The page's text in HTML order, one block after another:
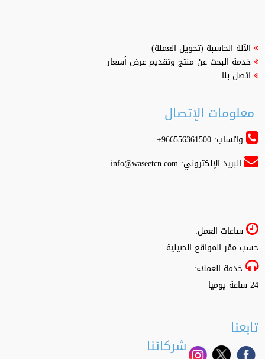
الآلة الحاسبة (تحويل العملة)
خدمة البحث عن منتج وتقديم عرض أسعار
اتصل بنا
معلومات الإتصال
واتساب: 966556361500+
البريد الإلكتروني:info@waseetcn.com
ساعات العمل:
حسب مقر المواقع الصينية
خدمة العملاء:
24 ساعة يوميا
تابعنا
شركائنا